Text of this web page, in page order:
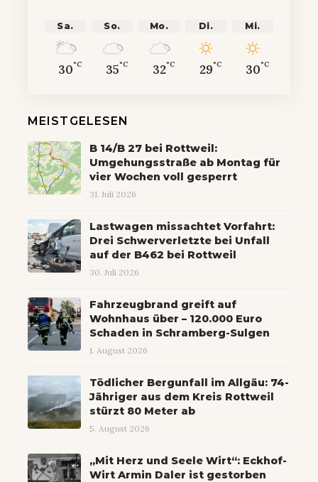
Sa.
30°C
So.
35°C
Mo.
32°C
Di.
29°C
Mi.
30°C
MEISTGELESEN
B 14/B 27 bei Rottweil:
Umgehungsstraße ab Montag für
vier Wochen voll gesperrt
31. Juli 2026
Lastwagen missachtet Vorfahrt:
Drei Schwerverletzte bei Unfall
auf der B462 bei Rottweil
30. Juli 2026
Fahrzeugbrand greift auf
Wohnhaus über – 120.000 Euro
Schaden in Schramberg-Sulgen
1. August 2026
Tödlicher Bergunfall im Allgäu: 74-
Jähriger aus dem Kreis Rottweil
stürzt 80 Meter ab
5. August 2026
„Mit Herz und Seele Wirt“: Eckhof-
Wirt Armin Daler ist gestorben